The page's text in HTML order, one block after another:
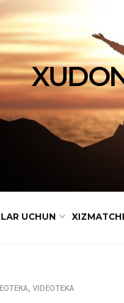
UCHUN
, VIDEOTEKA